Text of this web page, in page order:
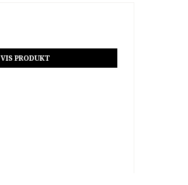
VIS PRODUKT